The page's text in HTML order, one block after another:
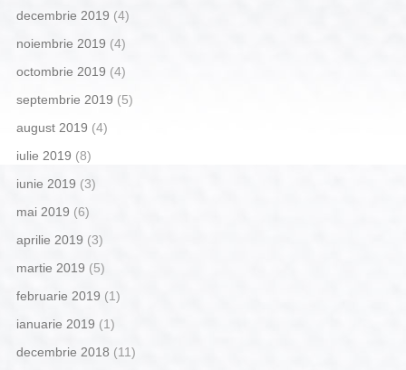
decembrie 2019 (4)
noiembrie 2019 (4)
octombrie 2019 (4)
septembrie 2019 (5)
august 2019 (4)
iulie 2019 (8)
iunie 2019 (3)
mai 2019 (6)
aprilie 2019 (3)
martie 2019 (5)
februarie 2019 (1)
ianuarie 2019 (1)
decembrie 2018 (11)